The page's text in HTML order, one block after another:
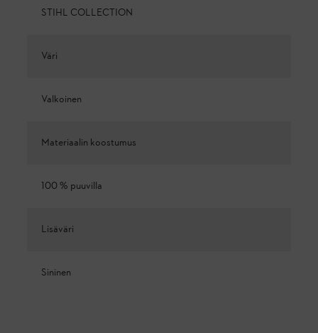
STIHL COLLECTION
Väri
Valkoinen
Materiaalin koostumus
100 % puuvilla
Lisäväri
Sininen